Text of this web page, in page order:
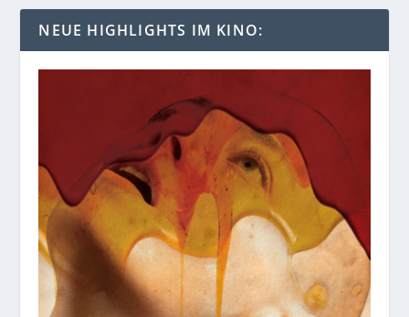
NEUE HIGHLIGHTS IM KINO: